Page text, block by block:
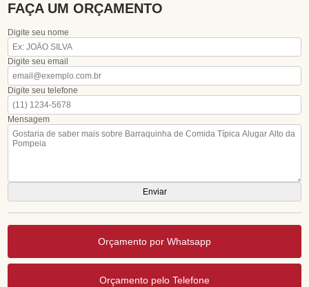
FAÇA UM ORÇAMENTO
Digite seu nome
Digite seu email
Digite seu telefone
Mensagem
Orçamento por Whatsapp
Orçamento pelo Telefone